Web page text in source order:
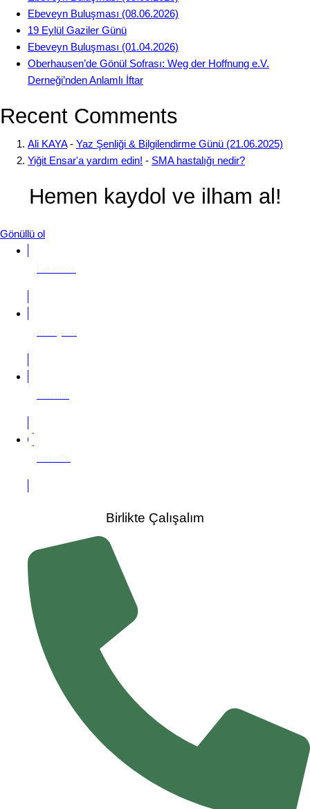
Ebeveyn Buluşması (08.06.2026)
19 Eylül Gaziler Günü
Ebeveyn Buluşması (01.04.2026)
Oberhausen’de Gönül Sofrası: Weg der Hoffnung e.V.
Derneği’nden Anlamlı İftar
Recent Comments
Ali KAYA- Yaz Şenliği & Bilgilendirme Günü (21.06.2025)
Yiğit Ensar'a yardım edin! - SMA hastalığı nedir?
Hemen kaydol ve ilham al!
Gönüllü ol
Birlikte Çalışalım